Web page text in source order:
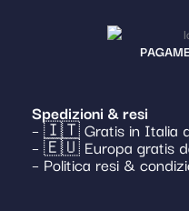
Spedizioni & resi
– 🇮🇹 Gratis in Italia
– 🇪🇺 Europa gratis
– Politica resi &